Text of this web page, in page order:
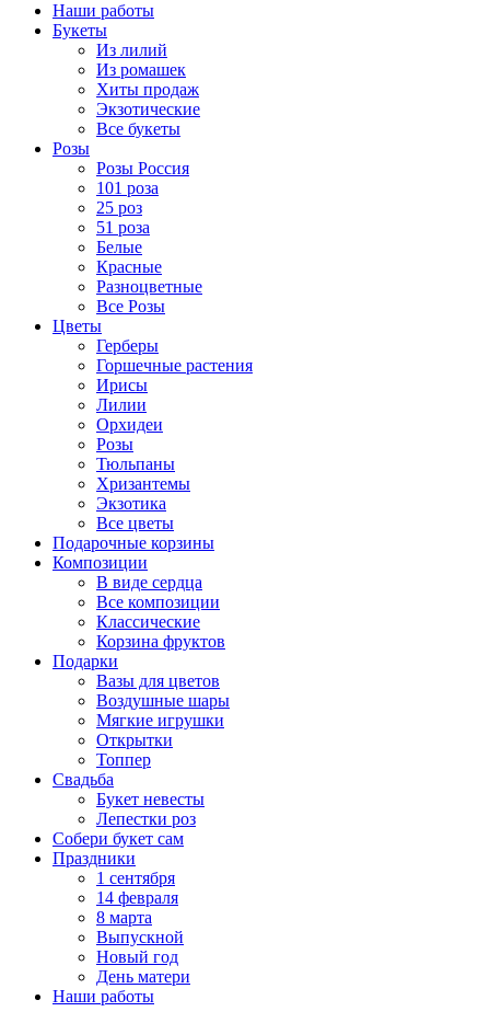
Наши работы
Букеты
Из лилий
Из ромашек
Хиты продаж
Экзотические
Все букеты
Розы
Розы Россия
101 роза
25 роз
51 роза
Белые
Красные
Разноцветные
Все Розы
Цветы
Герберы
Горшечные растения
Ирисы
Лилии
Орхидеи
Розы
Тюльпаны
Хризантемы
Экзотика
Все цветы
Подарочные корзины
Композиции
В виде сердца
Все композиции
Классические
Корзина фруктов
Подарки
Вазы для цветов
Воздушные шары
Мягкие игрушки
Открытки
Топпер
Свадьба
Букет невесты
Лепестки роз
Собери букет сам
Праздники
1 сентября
14 февраля
8 марта
Выпускной
Новый год
День матери
Наши работы